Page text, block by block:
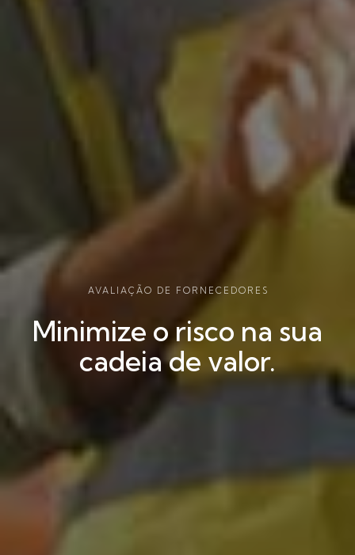
AVALIAÇÃO DE FORNECEDORES
Minimize o risco na sua
cadeia de valor.